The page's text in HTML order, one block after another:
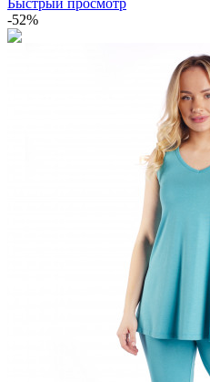
Быстрый просмотр
-52%